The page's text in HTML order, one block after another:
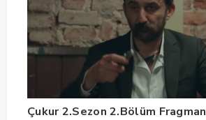
Çukur 2.Sezon 2.Bölüm Fragman